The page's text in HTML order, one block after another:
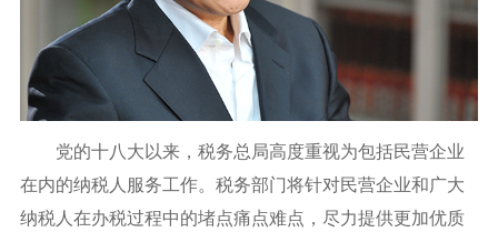
党的十八大以来，税务总局高度重视为包括民营企业
在内的纳税人服务工作。税务部门将针对民营企业和广大
纳税人在办税过程中的堵点痛点难点，尽力提供更加优质